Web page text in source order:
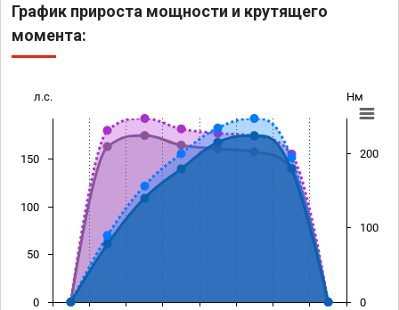
График прироста мощности и крутящего
момента:
л.с. Нм
0
50
100
150
0
100
200